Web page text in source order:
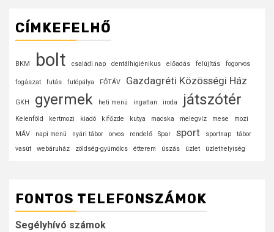
CÍMKEFELHŐ
BKM bolt családi nap dentálhigiénikus előadás felújítás fogorvos
fogászat futás futópálya FŐTÁV Gazdagréti Közösségi Ház
GKH gyermek heti menü ingatlan iroda játszótér
Kelenföld kertmozi kiadó kifőzde kutya macska melegvíz mese
mozi
MÁV
napi menü nyári tábor orvos rendelő Spar sport sportnap
tábor
vasút
webáruház zöldség-gyümölcs étterem úszás üzlet üzlethelyiség
FONTOS TELEFONSZÁMOK
Segélyhívó számok